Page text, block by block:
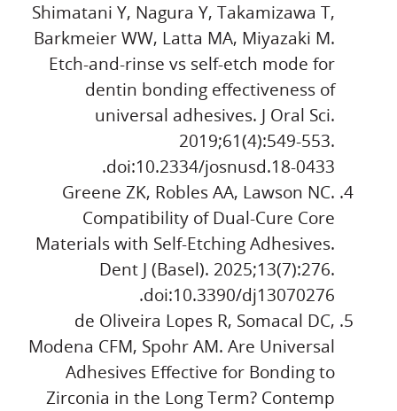
Shimatani Y, Nagura Y, Takamizawa T,
Barkmeier WW, Latta MA, Miyazaki M.
Etch-and-rinse vs self-etch mode for
dentin bonding effectiveness of
universal adhesives. J Oral Sci.
2019;61(4):549-553.
doi:10.2334/josnusd.18-0433.
Greene ZK, Robles AA, Lawson NC.
Compatibility of Dual-Cure Core
Materials with Self-Etching Adhesives.
Dent J (Basel). 2025;13(7):276.
doi:10.3390/dj13070276.
de Oliveira Lopes R, Somacal DC,
Modena CFM, Spohr AM. Are Universal
Adhesives Effective for Bonding to
Zirconia in the Long Term? Contemp